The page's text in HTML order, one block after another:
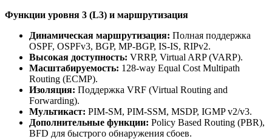
Функции уровня 3 (L3) и маршрутизация
Динамическая маршрутизация: Полная поддержка
OSPF, OSPFv3, BGP, MP-BGP, IS-IS, RIPv2.
Высокая доступность: VRRP, Virtual ARP (VARP).
Масштабируемость: 128-way Equal Cost Multipath
Routing (ECMP).
Изоляция: Поддержка VRF (Virtual Routing and
Forwarding).
Мультикаст: PIM-SM, PIM-SSM, MSDP, IGMP v2/v3.
Дополнительные функции: Policy Based Routing (PBR),
BFD для быстрого обнаружения сбоев.